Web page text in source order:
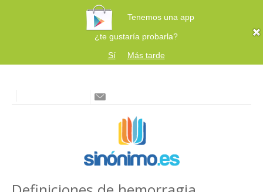
Tenemos una app
¿te gustaría probarla?
Sí
Más tarde